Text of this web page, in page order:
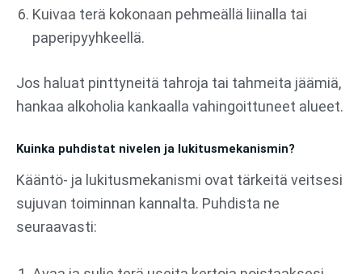
Kuivaa terä kokonaan pehmeällä liinalla tai
paperipyyhkeellä.
Jos haluat pinttyneitä tahroja tai tahmeita jäämiä,
hankaa alkoholia kankaalla vahingoittuneet alueet.
Kuinka puhdistat nivelen ja lukitusmekanismin?
Kääntö- ja lukitusmekanismi ovat tärkeitä veitsesi
sujuvan toiminnan kannalta. Puhdista ne
seuraavasti: